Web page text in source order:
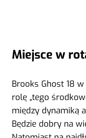
Miejsce w
Brooks Ghost 18
rolę „tego
między dynamiką
Będzie dobry na